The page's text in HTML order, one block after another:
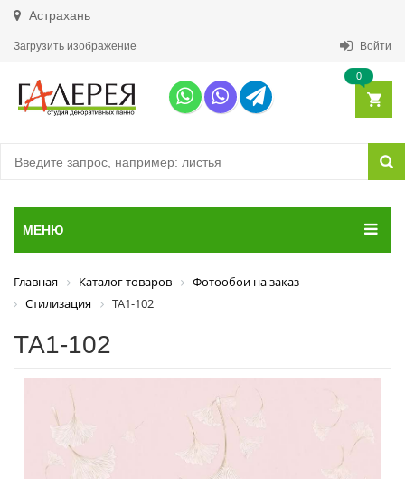
Астрахань
Загрузить изображение Войти
0
МЕНЮ
Главная Каталог товаров
Фотообои на заказ
Стилизация
ТА1-102
ТА1-102